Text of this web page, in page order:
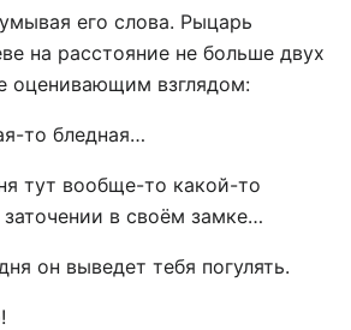
его слова. Рыцарь
на расстояние не больше двух
оценивающим взглядом:
то бледная…
тут вообще-то какой-то
в своём замке…
он выведет тебя погулять.